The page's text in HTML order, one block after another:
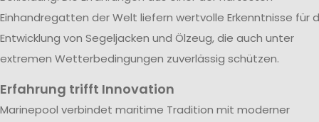
Einhandregatten der Welt liefern wertvolle Erkenntnisse für
Entwicklung von Segeljacken und Ölzeug, die auch unter
extremen Wetterbedingungen zuverlässig schützen.
Erfahrung trifft Innovation
Marinepool verbindet maritime Tradition mit moderner